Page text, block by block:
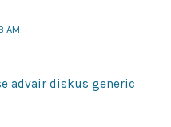
AM
advair diskus generic